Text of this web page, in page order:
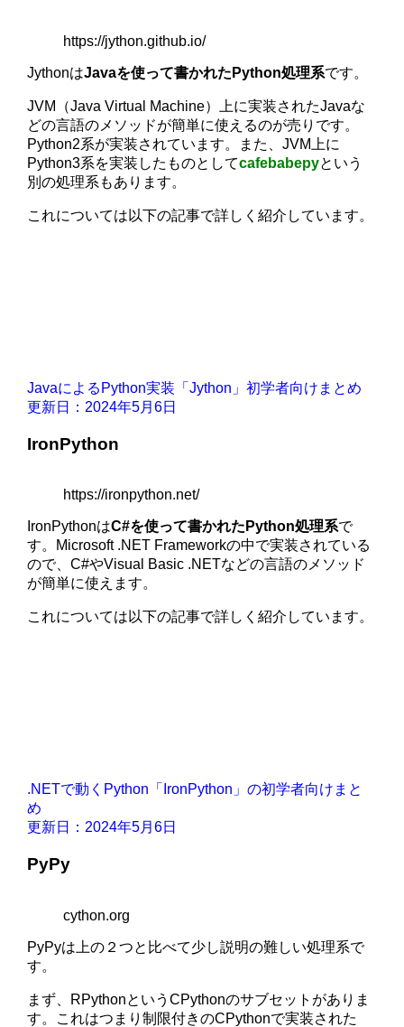
https://jython.github.io/
JythonはJavaを使って書かれたPython処理系です。
JVM（Java Virtual Machine）上に実装されたJavaな
どの言語のメソッドが簡単に使えるのが売りです。
Python2系が実装されています。また、JVM上に
Python3系を実装したものとしてcafebabepyという
別の処理系もあります。
これについては以下の記事で詳しく紹介しています。
JavaによるPython実装「Jython」初学者向けまとめ
更新日：2024年5月6日
IronPython
https://ironpython.net/
IronPythonはC#を使って書かれたPython処理系で
す。Microsoft .NET Frameworkの中で実装されている
ので、C#やVisual Basic .NETなどの言語のメソッド
が簡単に使えます。
これについては以下の記事で詳しく紹介しています。
.NETで動くPython「IronPython」の初学者向けまと
め
更新日：2024年5月6日
PyPy
cython.org
PyPyは上の２つと比べて少し説明の難しい処理系で
す。
まず、RPythonというCPythonのサブセットがありま
す。これはつまり制限付きのCPythonで実装された